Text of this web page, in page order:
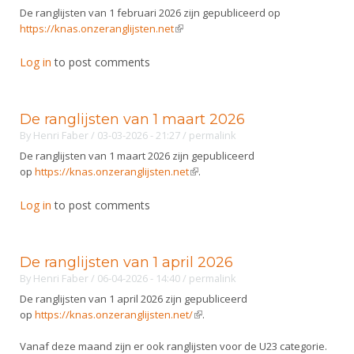
De ranglijsten van 1 februari 2026 zijn gepubliceerd op
https://knas.onzeranglijsten.net(link is external)
Log in to post comments
De ranglijsten van 1 maart 2026
By Henri Faber/ 03-03-2026 - 21:27/ permalink
De ranglijsten van 1 maart 2026 zijn gepubliceerd
op https://knas.onzeranglijsten.net(link is external)
.
Log in to post comments
De ranglijsten van 1 april 2026
By Henri Faber/ 06-04-2026 - 14:40/ permalink
De ranglijsten van 1 april 2026 zijn gepubliceerd
op https://knas.onzeranglijsten.net/(link is external)
.
Vanaf deze maand zijn er ook ranglijsten voor de U23 categorie.